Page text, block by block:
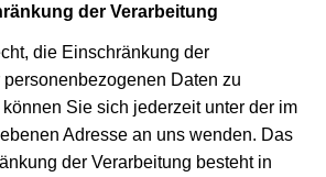
der Verarbeitung
die Einschränkung der
Daten zu
Sie sich jederzeit unter der im
Adresse an uns wenden. Das
der Verarbeitung besteht in